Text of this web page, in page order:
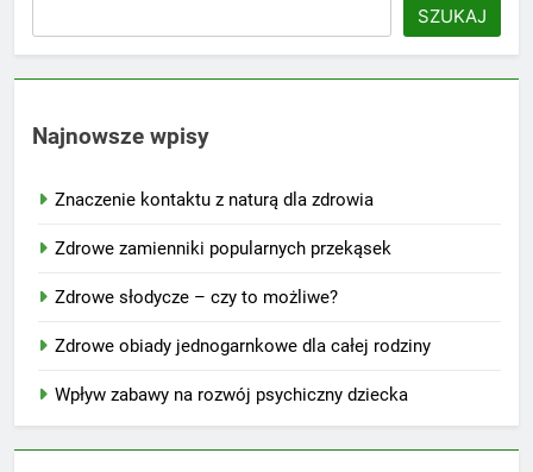
SZUKAJ
Najnowsze wpisy
Znaczenie kontaktu z naturą dla zdrowia
Zdrowe zamienniki popularnych przekąsek
Zdrowe słodycze – czy to możliwe?
Zdrowe obiady jednogarnkowe dla całej rodziny
Wpływ zabawy na rozwój psychiczny dziecka